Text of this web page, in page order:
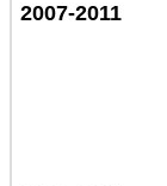
2007-2011